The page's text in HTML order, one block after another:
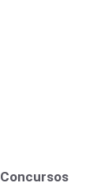
Concursos